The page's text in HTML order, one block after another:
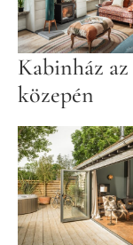
Kabinház
közepén